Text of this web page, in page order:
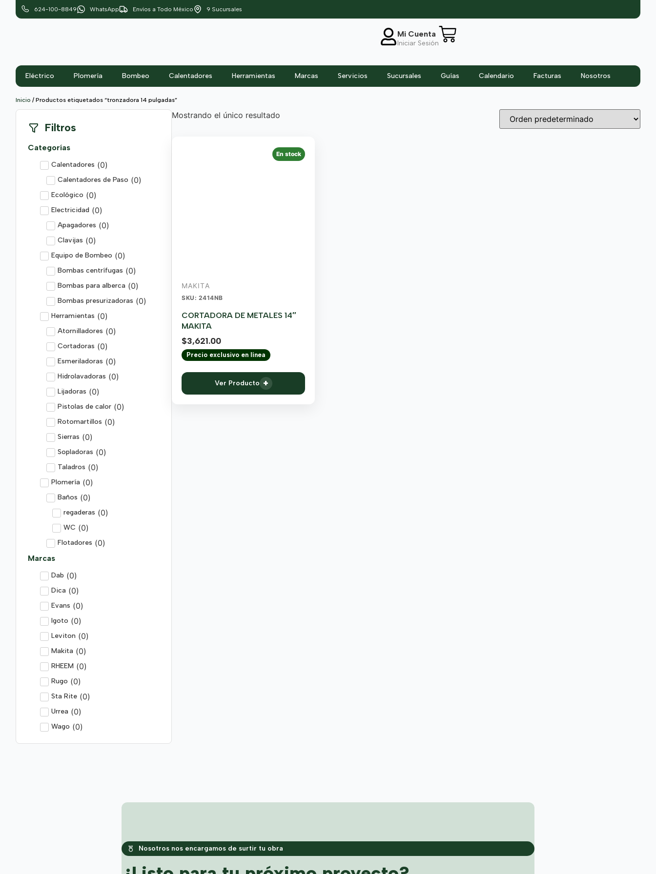
624-100-8849 WhatsApp Envíos a Todo México 9 Sucursales
Mi Cuenta
Iniciar Sesión
Eléctrico Plomería Bombeo Calentadores Herramientas Marcas Servicios Sucursales Guías Calendario Facturas Nosotros
Inicio / Productos etiquetados “tronzadora 14 pulgadas”
Filtros
Categorías
Calentadores (0)
Calentadores de Paso (0)
Ecológico (0)
Electricidad (0)
Apagadores (0)
Clavijas (0)
Equipo de Bombeo (0)
Bombas centrífugas (0)
Bombas para alberca (0)
Bombas presurizadoras (0)
Herramientas (0)
Atornilladores (0)
Cortadoras (0)
Esmeriladoras (0)
Hidrolavadoras (0)
Lijadoras (0)
Pistolas de calor (0)
Rotomartillos (0)
Sierras (0)
Sopladoras (0)
Taladros (0)
Plomería (0)
Baños (0)
regaderas (0)
WC (0)
Flotadores (0)
Marcas
Dab (0)
Dica (0)
Evans (0)
Igoto (0)
Leviton (0)
Makita (0)
RHEEM (0)
Rugo (0)
Sta Rite (0)
Urrea (0)
Wago (0)
Mostrando el único resultado
En stock
MAKITA
SKU: 2414NB
CORTADORA DE METALES 14″
MAKITA
$3,621.00
Precio exclusivo en línea
Ver Producto +
Nosotros nos encargamos de surtir tu obra